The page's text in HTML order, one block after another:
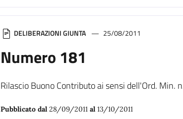
DELIBERAZIONI GIUNTA 25/08/2011
Numero 181
Rilascio Buono Contributo ai sensi dell'Ord.
Pubblicato dal 28/09/2011 al13/10/2011